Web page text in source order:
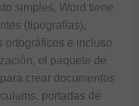
simples, Word tiene
(tipografías),
ortográficos e incluso
el paquete de
crear documentos
portadas de